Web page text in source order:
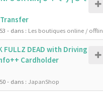
- dans : Les boutiques online /
FULLZ DEAD with Driving
Cardholder
- dans : JapanShop